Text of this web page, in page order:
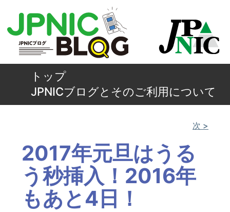
トップ
JPNICブログとそのご利用について
次 >
2017年元旦はうる
う秒挿入！2016年
もあと4日！